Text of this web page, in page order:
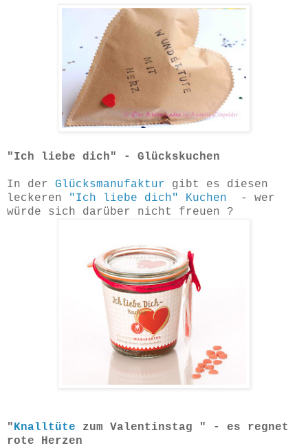
"Ich liebe dich" - Glückskuchen
In der Glücksmanufaktur gibt es diesen
leckeren
"Ich liebe dich" Kuchen - wer
würde sich darüber nicht freuen ?
"Knalltüte zum Valentinstag " - es regnet
rote Herzen